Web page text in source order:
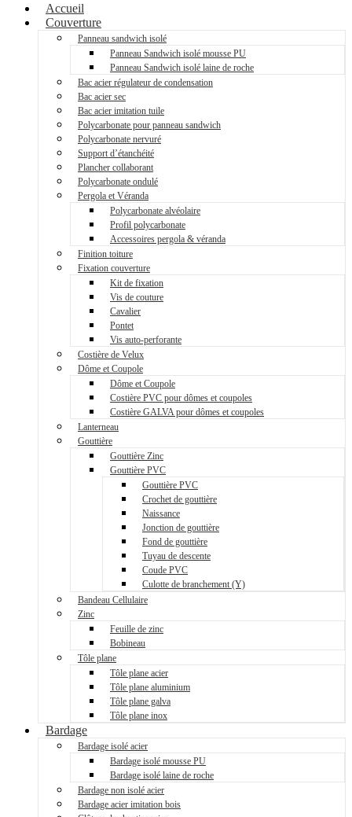
Accueil
Couverture
Panneau sandwich isolé
Panneau Sandwich isolé mousse PU
Panneau Sandwich isolé laine de roche
Bac acier régulateur de condensation
Bac acier sec
Bac acier imitation tuile
Polycarbonate pour panneau sandwich
Polycarbonate nervuré
Support d’étanchéité
Plancher collaborant
Polycarbonate ondulé
Pergola et Véranda
Polycarbonate alvéolaire
Profil polycarbonate
Accessoires pergola & véranda
Finition toiture
Fixation couverture
Kit de fixation
Vis de couture
Cavalier
Pontet
Vis auto-perforante
Costière de Velux
Dôme et Coupole
Dôme et Coupole
Costière PVC pour dômes et coupoles
Costière GALVA pour dômes et coupoles
Lanterneau
Gouttière
Gouttière Zinc
Gouttière PVC
Gouttière PVC
Crochet de gouttière
Naissance
Jonction de gouttière
Fond de gouttière
Tuyau de descente
Coude PVC
Culotte de branchement (Y)
Bandeau Cellulaire
Zinc
Feuille de zinc
Bobineau
Tôle plane
Tôle plane acier
Tôle plane aluminium
Tôle plane galva
Tôle plane inox
Bardage
Bardage isolé acier
Bardage isolé mousse PU
Bardage isolé laine de roche
Bardage non isolé acier
Bardage acier imitation bois